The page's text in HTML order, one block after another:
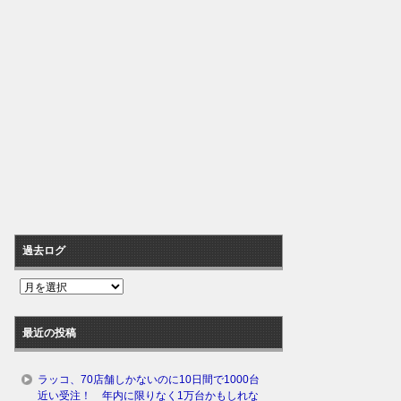
過去ログ
過
ロ
グ
最近の投稿
ラッコ、70店舗しかないのに10日間で1000台
近い受注！ 年内に限りなく1万台かもしれな